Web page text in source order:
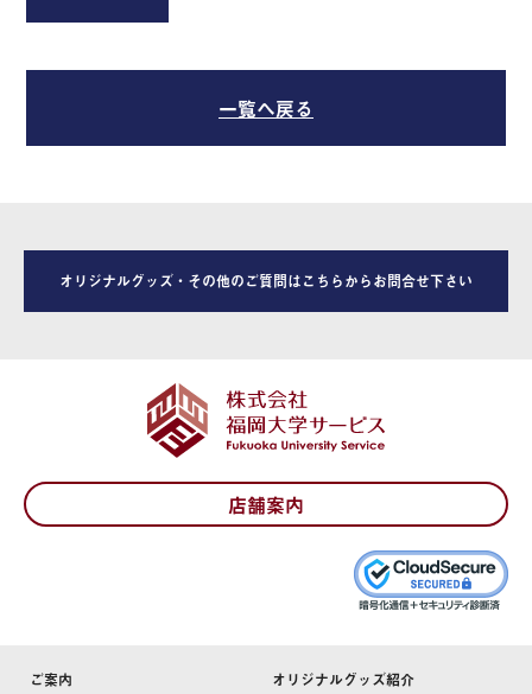
一覧へ戻る
オリジナルグッズ・その他のご質問はこちらからお問合せ下さい
店舗案内
ご案内 オリジナルグッズ紹介